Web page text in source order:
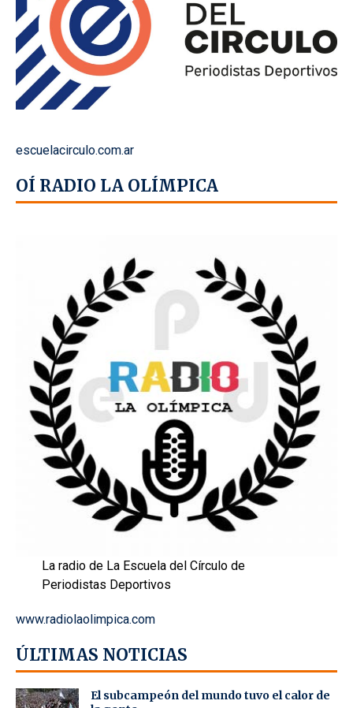
escuelacirculo.com.ar
OÍ RADIO LA OLÍMPICA
La radio de La Escuela del Círculo de
Periodistas Deportivos
www.radiolaolimpica.com
ÚLTIMAS NOTICIAS
El subcampeón del mundo tuvo el calor de